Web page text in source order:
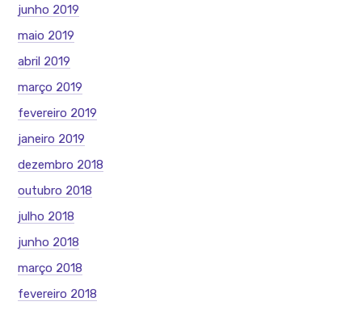
junho 2019
maio 2019
abril 2019
março 2019
fevereiro 2019
janeiro 2019
dezembro 2018
outubro 2018
julho 2018
junho 2018
março 2018
fevereiro 2018